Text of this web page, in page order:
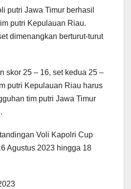
putri Jawa Timur berhasil
putri Kepulauan Riau.
dimenangkan berturut-turut
skor 25 – 16, set kedua 25 –
putri Kepulauan Riau harus
tim putri Jawa Timur
Voli Kapolri Cup
Agustus 2023 hingga 18